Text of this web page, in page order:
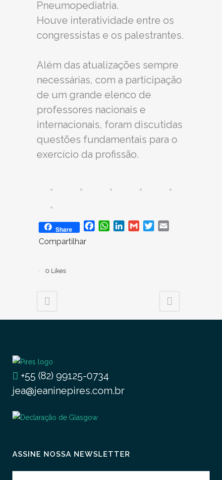
Pneumopediatria.
Houve interatividade entre os
congressistas e os palestrantes.
Além das atualizações sempre
necessárias, com a participação
de um grande elenco de
professores nacionais e
internacionais, foram discutidas
questões fundamentais para o
exercício da profissão.
Share Facebook
WhatsApp
LinkedInGmailTwitter
Compartilhar
0 Likes
+55 (82) 99125-0734
jea@jeaninepires.com.br
ASSINE NOSSA NEWSLETTER